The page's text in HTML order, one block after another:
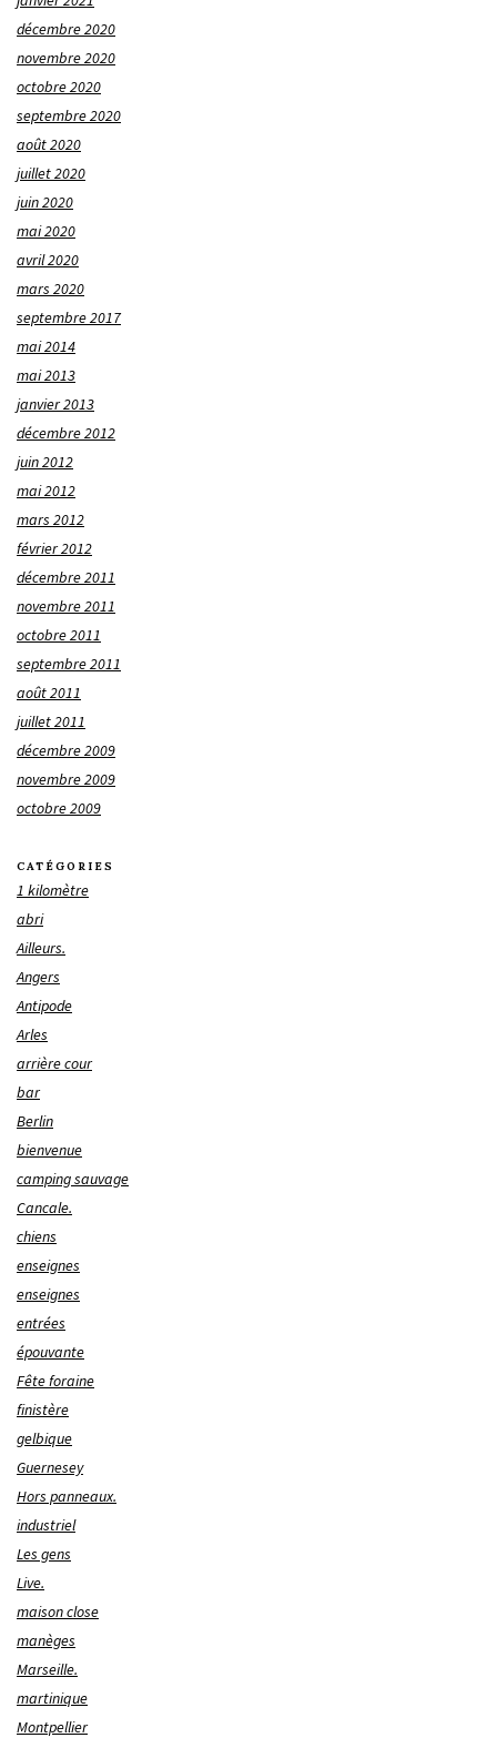
décembre 2020
novembre 2020
octobre 2020
septembre 2020
août 2020
juillet 2020
juin 2020
mai 2020
avril 2020
mars 2020
septembre 2017
mai 2014
mai 2013
janvier 2013
décembre 2012
juin 2012
mai 2012
mars 2012
février 2012
décembre 2011
novembre 2011
octobre 2011
septembre 2011
août 2011
juillet 2011
décembre 2009
novembre 2009
octobre 2009
CATÉGORIES
1 kilomètre
abri
Ailleurs.
Angers
Antipode
Arles
arrière cour
bar
Berlin
bienvenue
camping sauvage
Cancale.
chiens
enseignes
enseignes
entrées
épouvante
Fête foraine
finistère
gelbique
Guernesey
Hors panneaux.
industriel
Les gens
Live.
maison close
manèges
Marseille.
martinique
Montpellier